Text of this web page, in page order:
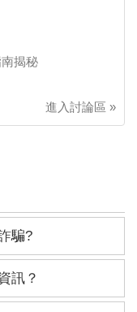
揭秘
進入討論區 »
騙?
訊？